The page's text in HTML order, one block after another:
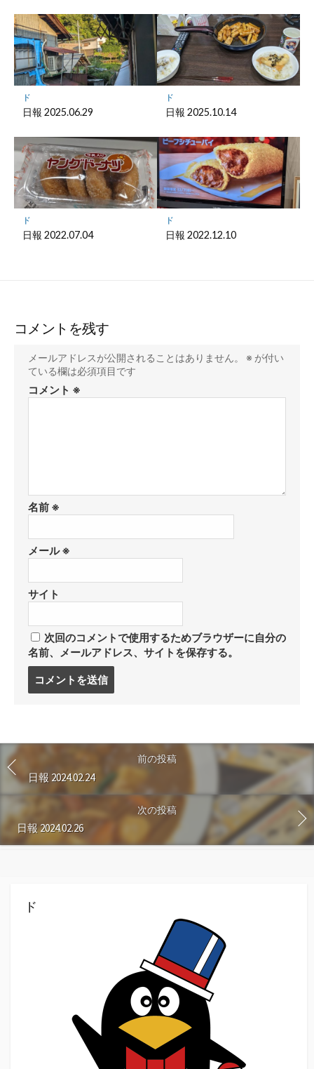
ド
日報 2025.06.29
ド
日報 2025.10.14
ド
日報 2022.07.04
ド
日報 2022.12.10
コメントを残す
メールアドレスが公開されることはありません。 ※ が付い
ている欄は必須項目です
コメント ※
名前 ※
メール※
サイト
次回のコメントで使用するためブラウザーに自分の
名前、メールアドレス、サイトを保存する。
る
前の投稿
日報 2024.02.24
次の投稿
日報 2024.02.26
ド